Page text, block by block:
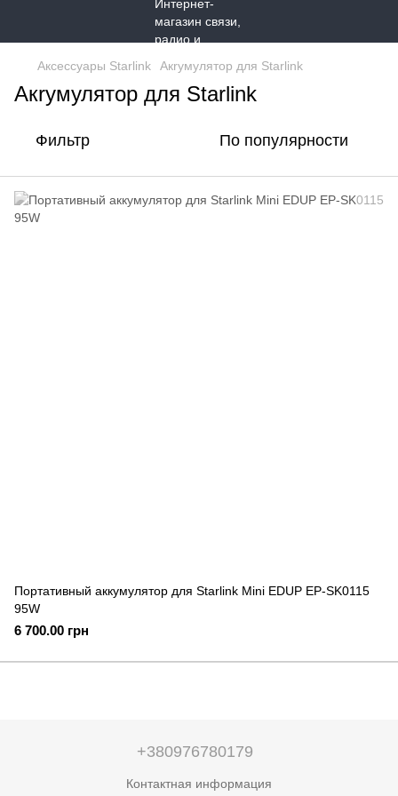
Аксессуары Starlink Aкrумулятор для Starlink
Aкrумулятор для Starlink
Фильтр По популярности
Портативный аккумулятор для Starlink Mini EDUP EP-SK0115
95W
6 700.00 грн
+380976780179
Контактная информация